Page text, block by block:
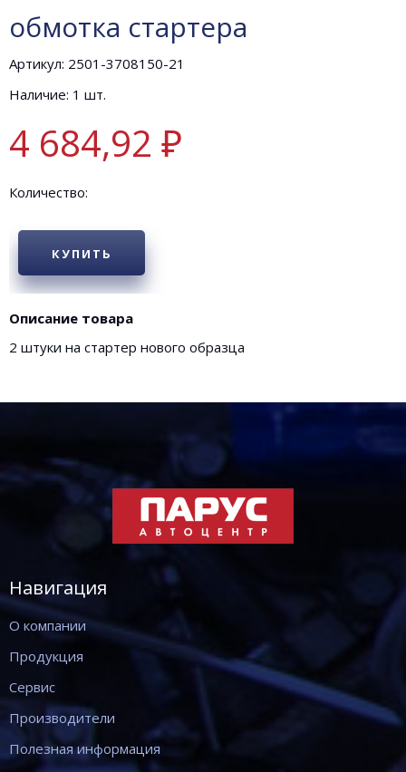
обмотка стартера
Артикул: 2501-3708150-21
Наличие: 1 шт.
4 684,92 ₽
Количество:
КУПИТЬ
Описание товара
2 штуки на стартер нового образца
Навигация
О компании
Продукция
Сервис
Производители
Полезная информация